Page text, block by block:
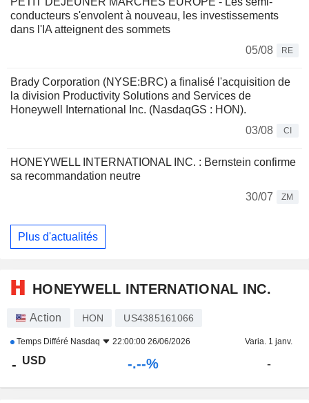
conducteurs s'envolent à nouveau, les investissements
dans l'IA atteignent des sommets
05/08
RE
Brady Corporation (NYSE:BRC) a finalisé l'acquisition de
la division Productivity Solutions and Services de
Honeywell International Inc. (NasdaqGS : HON).
03/08
CI
HONEYWELL INTERNATIONAL INC. : Bernstein confirme
sa recommandation neutre
30/07
ZM
Plus d'actualités
HONEYWELL INTERNATIONAL INC.
Action HON US4385161066
Temps Différé Nasdaq 22:00:00 26/06/2026 Varia. 1 janv.
- USD -.--% -